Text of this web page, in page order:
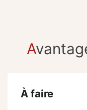
A
À faire